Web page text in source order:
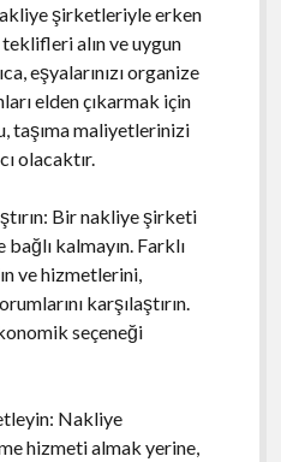
şirketleriyle erken
alın ve uygun
eşyalarınızı organize
elden çıkarmak için
taşıma maliyetlerinizi
olacaktır.
Bir nakliye şirketi
kalmayın. Farklı
ve hizmetlerini,
karşılaştırın.
seçeneği
Nakliye
hizmeti almak yerine,